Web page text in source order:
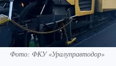
Фото: ФКУ «Уралуправтодор»